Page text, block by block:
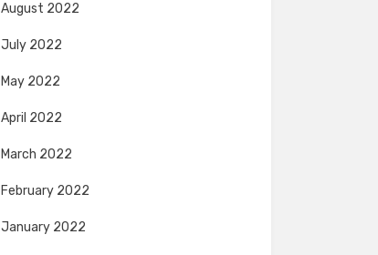
August 2022
July 2022
May 2022
April 2022
March 2022
February 2022
January 2022